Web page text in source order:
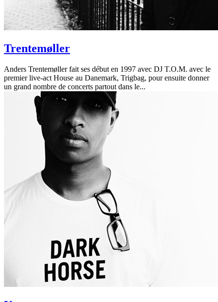
Trentemøller
Anders Trentemøller fait ses début en 1997 avec DJ T.O.M. avec le
premier live-act House au Danemark, Trigbag, pour ensuite donner
un grand nombre de concerts partout dans le...